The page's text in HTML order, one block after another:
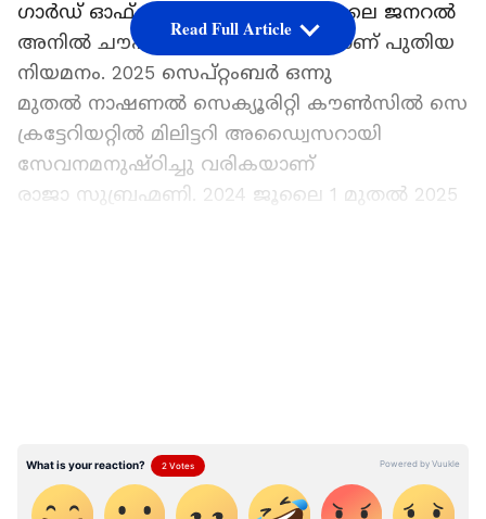
ഗാർഡ് ഓഫ് ഓണറും നൽകി. ഇന്നലെ ജനറൽ
അനിൽ ചൗഹാൻ വിരമിച്ച ഒഴിവിലാണ് പുതിയ
നിയമനം. 2025 സെപ്റ്റംബര്‍ ഒന്നു
മുതല്‍ നാഷണല്‍ സെക്യൂരിറ്റി കൗണ്‍സില്‍ സെ
ക്രട്ടേറിയറ്റില്‍ മിലിട്ടറി അഡ്വൈസറായി
സേവനമനുഷ്ഠിച്ചു വരികയാണ്
രാജാ സുബ്രഹ്മണി. 2024 ജൂലൈ 1 മുതല്‍ 2025
സൈനിക സേവനത്തിന്
തുടക്കമിട്ടത്. ഇന്ത്യന്‍ സൈന്യത്തില്‍ 37 വര്‍ഷ
Read Full Article